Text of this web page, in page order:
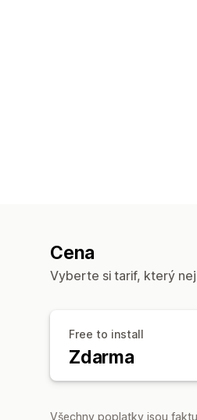
Cena
Vyberte si tarif, který
Free to install
Zdarma
Všechny poplatky jsou